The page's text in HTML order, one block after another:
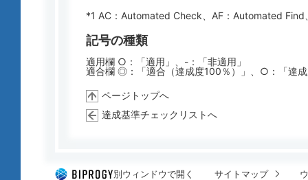
*1 AC： Automated Check 、AF： Automated Find
記号の種類
適用欄 ○：「適用」、-：「非適用」
適合欄 ◎：「適合（達成度100％）」、○：「達
ページトップへ
達成基準チェックリストへ
別ウィンドウで開く サイトマップ